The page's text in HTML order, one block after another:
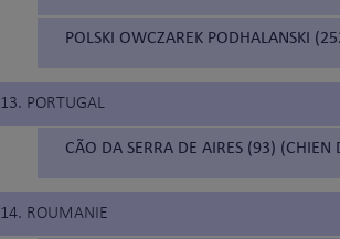
POLSKI OWCZAREK PODHALANSKI
13. PORTUGAL
CÃO DA SERRA DE AIRES (93) (CHIEN
14. ROUMANIE